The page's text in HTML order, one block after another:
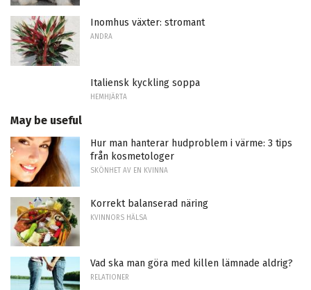
Inomhus växter: stromant
ANDRA
Italiensk kyckling soppa
HEMHJÄRTA
May be useful
Hur man hanterar hudproblem i värme: 3 tips
från kosmetologer
SKÖNHET AV EN KVINNA
Korrekt balanserad näring
KVINNORS HÄLSA
Vad ska man göra med killen lämnade aldrig?
RELATIONER